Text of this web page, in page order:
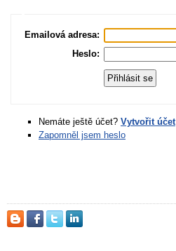
Emailová adresa:
Heslo:
Nemáte ještě účet? Vytvořit účet
Zapomněl jsem heslo